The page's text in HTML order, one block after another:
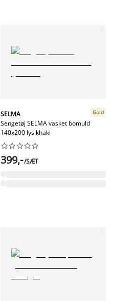
SELMA
Sengetøj SELMA vasket bomuld
140x200 lys khaki
Gold






399,-/SÆT